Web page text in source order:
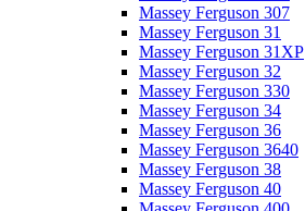
Massey Ferguson 307
Massey Ferguson 31
Massey Ferguson 31XP
Massey Ferguson 32
Massey Ferguson 330
Massey Ferguson 34
Massey Ferguson 36
Massey Ferguson 3640
Massey Ferguson 38
Massey Ferguson 40